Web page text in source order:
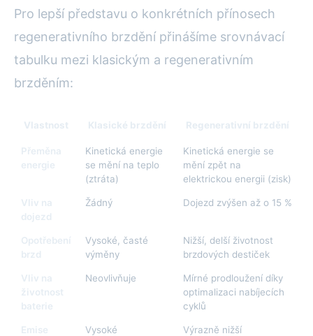
Pro lepší představu o konkrétních přínosech
regenerativního brzdění přinášíme srovnávací
tabulku mezi klasickým a regenerativním
brzděním:
Vlastnost Klasické brzdění Regenerativní brzdění
Přeměna
energie
Kinetická energie
se mění na teplo
(ztráta)
Kinetická energie se
mění zpět na
elektrickou energii (zisk)
Vliv na
dojezd
Žádný Dojezd zvýšen až o 15 %
Opotřebení
brzd
Vysoké, časté
výměny
Nižší, delší životnost
brzdových destiček
Vliv na
životnost
baterie
Neovlivňuje
Mírné prodloužení díky
optimalizaci nabíjecích
cyklů
Emise
Vysoké Výrazně nižší